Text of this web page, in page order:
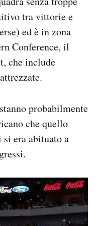
tra vittorie e
ed è in zona
Conference, il
che include
probabilmente
che quello
era abituato a